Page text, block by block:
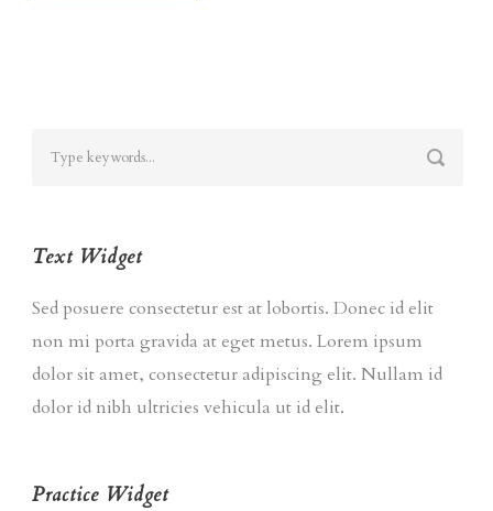
Text Widget
Sed posuere consectetur est at lobortis. Donec id elit
non mi porta gravida at eget metus. Lorem ipsum
dolor sit amet, consectetur adipiscing elit. Nullam id
dolor id nibh ultricies vehicula ut id elit.
Practice Widget